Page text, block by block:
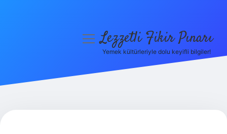
menüyüLezzetli Fikir Pınarı
Yemek kültürleriyle dolu keyifli bilgiler!